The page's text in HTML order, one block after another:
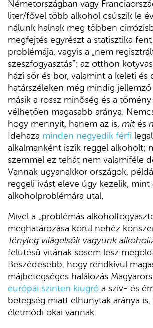
Németországban vagy
liter/fővel több alkohol csúszik le
nálunk halnak meg többen
megfejtés egyrészt a statisztika
problémája, vagyis a „nem
szeszfogyasztás”: az otthon
házi sör és bor, valamint a keleti és
határszéleken még mindig
másik a rossz minőség és a tömény
vélhetően magasabb aránya.
hogy mennyit, hanem az is, mit és
Idehaza minden negyedik férfi
alkalmanként iszik reggel alkoholt;
szemmel ez tehát nem valamiféle
Vannak ugyanakkor országok,
reggeli ivást eleve úgy kezelik, mint
alkoholproblémára utal.
Mivel a „problémás
meghatározása körül nehéz
Tényleg világelsők vagyunk
felütésű vitának sosem lesz
Beszédesebb, hogy rendkívül
májbetegséges halálozás
európai szinten kiugró a szív- és
betegség miatt elhunytak aránya
életmódi okai vannak.